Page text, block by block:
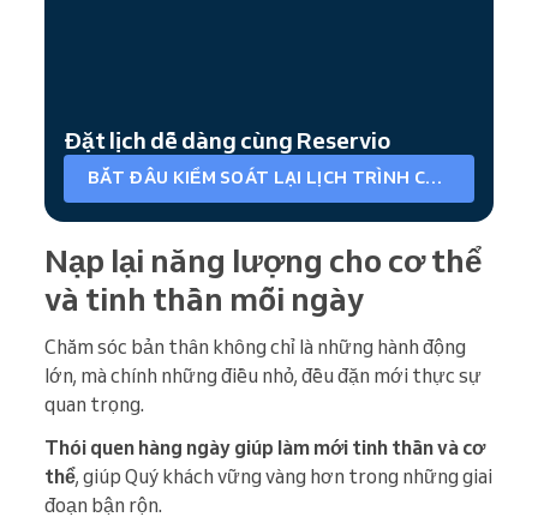
Đặt lịch dễ dàng cùng Reservio
BẮT ĐẦU KIỂM SOÁT LẠI LỊCH TRÌNH CỦA QUÝ KHÁCH
Nạp lại năng lượng cho cơ thể
và tinh thần mỗi ngày
Chăm sóc bản thân không chỉ là những hành động
lớn, mà chính những điều nhỏ, đều đặn mới thực sự
quan trọng.
Thói quen hàng ngày giúp làm mới tinh thần và cơ
thể, giúp Quý khách vững vàng hơn trong những giai
đoạn bận rộn.